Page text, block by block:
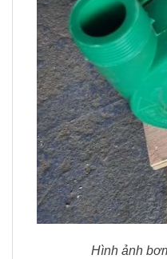
Hình ảnh bơm hóa